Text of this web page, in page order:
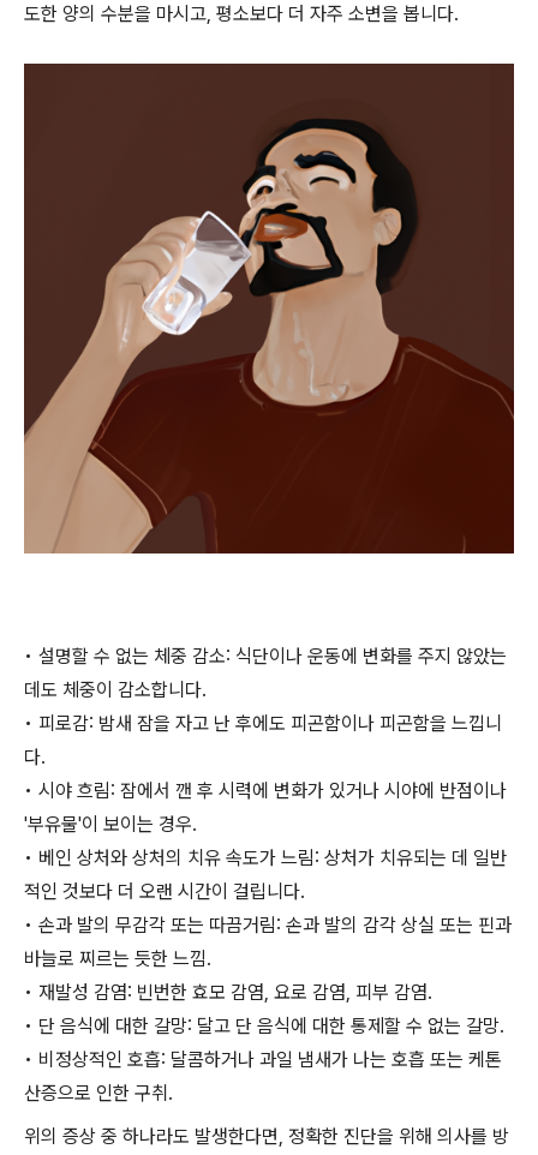
도한 양의 수분을 마시고, 평소보다 더 자주 소변을 봅니다.
• 설명할 수 없는 체중 감소: 식단이나 운동에 변화를 주지 않았는
데도 체중이 감소합니다.
• 피로감: 밤새 잠을 자고 난 후에도 피곤함이나 피곤함을 느낍니
다.
• 시야 흐림: 잠에서 깬 후 시력에 변화가 있거나 시야에 반점이나
'부유물'이 보이는 경우.
• 베인 상처와 상처의 치유 속도가 느림: 상처가 치유되는 데 일반
적인 것보다 더 오랜 시간이 걸립니다.
• 손과 발의 무감각 또는 따끔거림: 손과 발의 감각 상실 또는 핀과
바늘로 찌르는 듯한 느낌.
• 재발성 감염: 빈번한 효모 감염, 요로 감염, 피부 감염.
• 단 음식에 대한 갈망: 달고 단 음식에 대한 통제할 수 없는 갈망.
• 비정상적인 호흡: 달콤하거나 과일 냄새가 나는 호흡 또는 케톤
산증으로 인한 구취.
위의 증상 중 하나라도 발생한다면, 정확한 진단을 위해 의사를 방